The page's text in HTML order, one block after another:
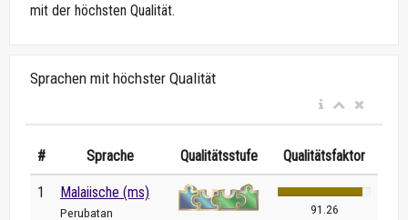
mit der höchsten Qualität.
Sprachen mit höchster Qualität
# Sprache Qualitätsstufe Qualitätsfaktor
1 Malaiische (ms)
Perubatan 91.26